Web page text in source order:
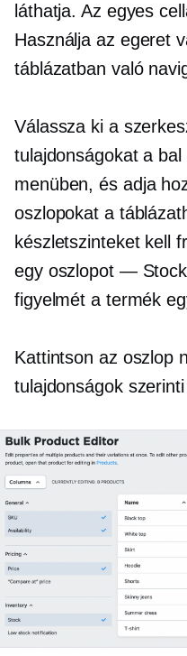
láthatja. Az egyes
Használja az egeret
táblázatban való
Válassza ki a
tulajdonságokat a
menüben, és adja
oszlopokat a
készletszinteket kell
egy oszlopot —
figyelmét a termék
Kattintson az oszlop
tulajdonságok